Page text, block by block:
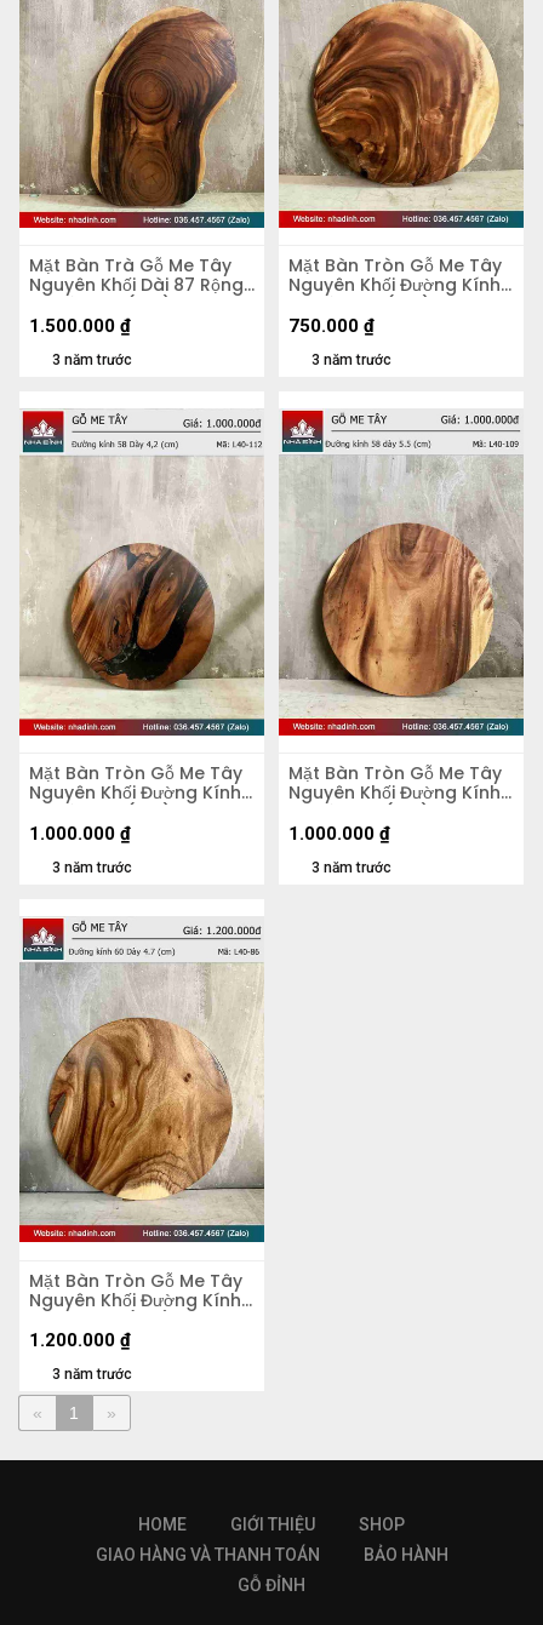
Mặt Bàn Trà Gỗ Me Tây
Nguyên Khối Dài 87 Rộng
50 Dày 5,4 (cm)
3 năm trước
1.500.000 ₫
Mặt Bàn Tròn Gỗ Me Tây
Nguyên Khối Đường Kính
56 Dày 4,8 (cm)
3 năm trước
750.000 ₫
Mặt Bàn Tròn Gỗ Me Tây
Nguyên Khối Đường Kính
58 Dày 4,2 (cm)
3 năm trước
1.000.000 ₫
Mặt Bàn Tròn Gỗ Me Tây
Nguyên Khối Đường Kính
58 Dày 5,5 (cm)
3 năm trước
1.000.000 ₫
Mặt Bàn Tròn Gỗ Me Tây
Nguyên Khối Đường Kính
60 Dày 4.5 (cm)
3 năm trước
1.200.000 ₫
« 1 »
HOME GIỚI THIỆU
SHOP
GIAO HÀNG VÀ THANH TOÁN
BẢO HÀNH
GỖ ĐỈNH